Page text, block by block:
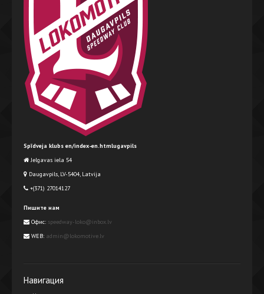
Spīdveja klubs en/index-en.htmlugavpils
Jelgavas iela 54
Daugavpils, LV-5404, Latvija
+(371) 27014127
Пишите нам
Офис: speedway-loko@inbox.lv
WEB: admin@lokomotive.lv
Навигация